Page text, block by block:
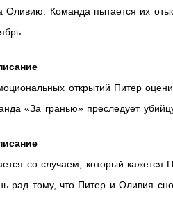
Оливию. Команда пытается их
открытий Питер
«За гранью» преследует
со случаем, который
рад тому, что Питер и Оливия